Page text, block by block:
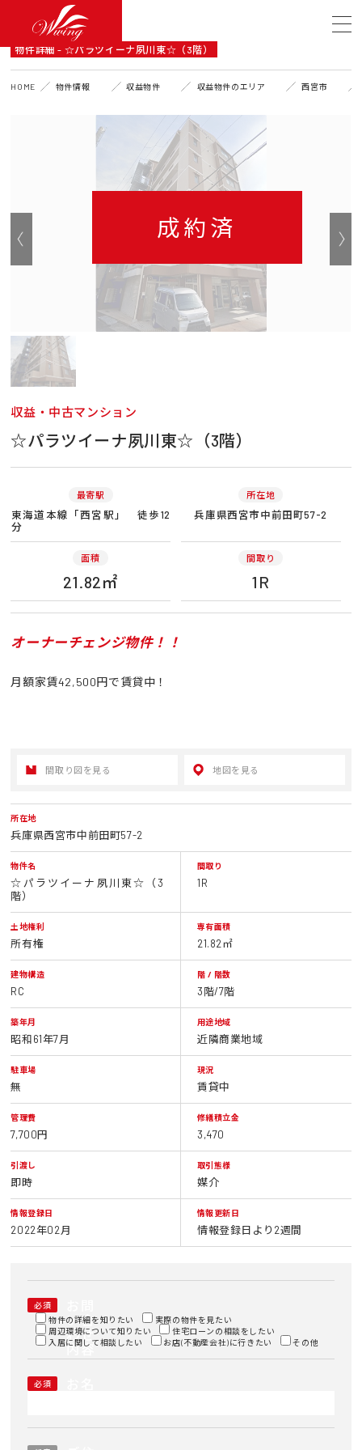
DETAIL
物件詳細 - ☆パラツイーナ夙川東☆（3階）
HOME 物件情報 収益物件 収益物件のエリア 西宮市
成約済
収益・中古マンション
☆パラツイーナ夙川東☆（3階）
最寄駅
東海道本線「西宮駅」 徒歩12
分
所在地
兵庫県西宮市中前田町57-2
面積
21.82㎡
間取り
1R
オーナーチェンジ物件！！
月額家賃42,500円で賃貸中！
間取り図を見る 地図を見る
所在地
兵庫県西宮市中前田町57-2
物件名
☆パラツイーナ夙川東☆（3
階）
間取り
1R
土地権利
所有権
専有面積
21.82㎡
建物構造
RC
階 / 階数
3階/7階
築年月
昭和61年7月
用途地域
近隣商業地域
駐車場
無
現況
賃貸中
管理費
7,700円
修繕積立金
3,470
引渡し
即時
取引態様
媒介
情報登録日
2022年02月
情報更新日
情報登録日より2週間
必須
い合
わせ
内容
物件の詳細を知りたい
実際の物件を見たい
周辺環境について知りたい
住宅ローンの相談をしたい
入居に関して相談したい
お店(不動産会社)に行きたい その他
必須